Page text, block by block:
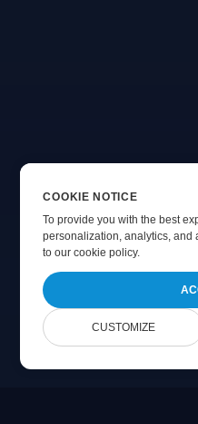
COOKIE NOTICE
To provide you with the best
personalization, analytics, and
toour cookie policy.
CUSTOMIZE